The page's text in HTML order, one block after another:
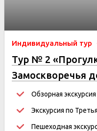
Индивидуальный тур
Тур № 2
Замоскворечья
Обзорная
Экскурсия по
Пешеходная